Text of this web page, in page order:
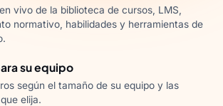
vivo de la biblioteca de cursos, LMS,
normativo, habilidades y herramientas de
su equipo
según el tamaño de su equipo y las
elija.